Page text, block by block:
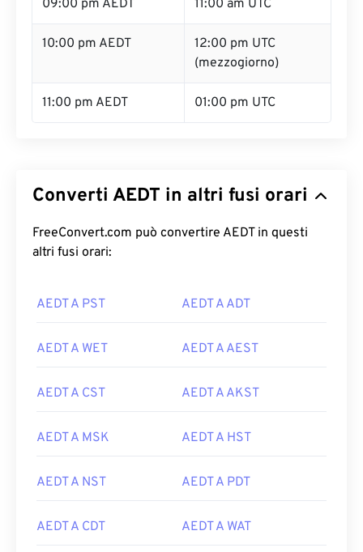
09:00 pm AEDT 11:00 am UTC
10:00 pm AEDT
12:00 pm UTC
(mezzogiorno)
11:00 pm AEDT 01:00 pm UTC
Converti AEDT in altri fusi orari
FreeConvert.com può convertire AEDT in questi
altri fusi orari:
AEDT A PST AEDT A ADT
AEDT A WET AEDT A AEST
AEDT A CST AEDT A AKST
AEDT A MSK AEDT A HST
AEDT A NST AEDT A PDT
AEDT A CDT AEDT A WAT